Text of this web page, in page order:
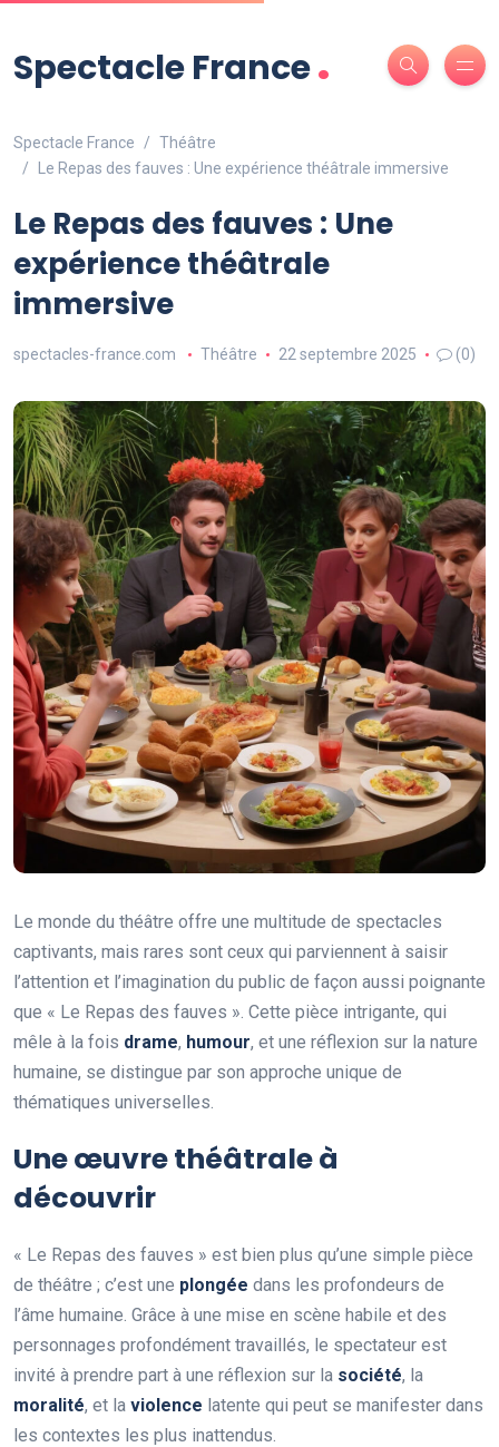
Spectacle France.
Spectacle France
Théâtre
Le Repas des fauves : Une expérience théâtrale immersive
Le Repas des fauves : Une
expérience théâtrale
immersive
spectacles-france.com Théâtre 22 septembre 2025 (0)
Le monde du théâtre offre une multitude de spectacles
captivants, mais rares sont ceux qui parviennent à saisir
l’attention et l’imagination du public de façon aussi poignante
que « Le Repas des fauves ». Cette pièce intrigante, qui
mêle à la fois drame, humour, et une réflexion sur la nature
humaine, se distingue par son approche unique de
thématiques universelles.
Une œuvre théâtrale à
découvrir
« Le Repas des fauves » est bien plus qu’une simple pièce
de théâtre ; c’est une plongée dans les profondeurs de
l’âme humaine. Grâce à une mise en scène habile et des
personnages profondément travaillés, le spectateur est
invité à prendre part à une réflexion sur la société, la
moralité, et la violence latente qui peut se manifester dans
les contextes les plus inattendus.